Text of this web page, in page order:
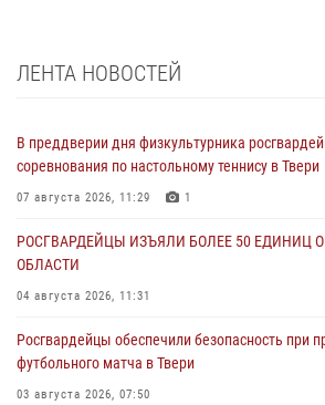
ЛЕНТА НОВОСТЕЙ
В преддверии дня физкультурника
соревнования по настольному теннису в Твери
07 августа 2026, 11:29 1
РОСГВАРДЕЙЦЫ ИЗЪЯЛИ БОЛЕЕ 50 ЕДИНИЦ
ОБЛАСТИ
04 августа 2026, 11:31
Росгвардейцы обеспечили безопасность при
футбольного матча в Твери
03 августа 2026, 07:50